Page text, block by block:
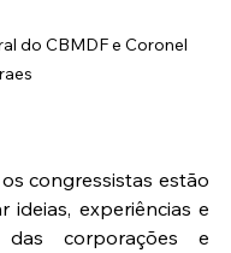
do CBMDF e Coronel
congressistas estão
experiências e
das corporações e